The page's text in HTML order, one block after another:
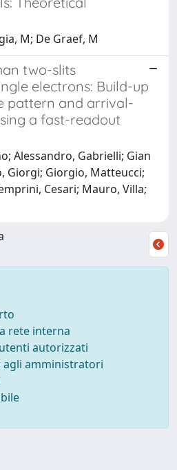
M; De Graef, M
two-slits
electrons: Build-up
pattern and arrival-
a fast-readout
Alessandro, Gabrielli; Gian
Giorgi; Giorgio, Matteucci;
Cesari; Mauro, Villa;
rete interna
autorizzati
amministratori